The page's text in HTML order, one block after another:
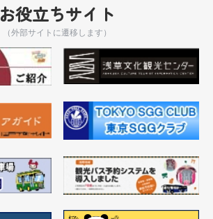
お役立ちサイト
（外部サイトに遷移します）